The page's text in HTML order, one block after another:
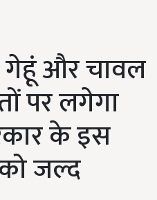
और चावल
पर लगेगा
के इस
जल्द